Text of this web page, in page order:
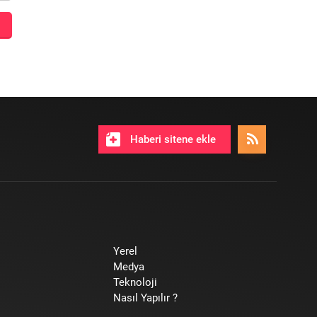
Haberi sitene ekle
Yerel
Medya
Teknoloji
Nasıl Yapılır ?